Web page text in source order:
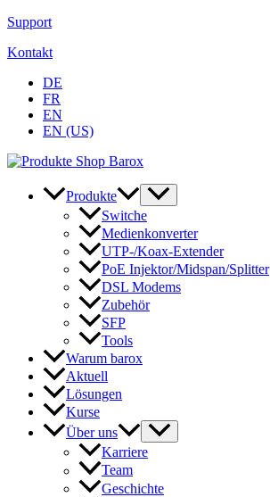
Zum
springen
Support
Kontakt
DE
FR
EN
EN (US)
Produkte
Switche
Medienkonverter
UTP-/Koax-Extender
PoE Injektor/Midspan/Splitter
DSL Modems
Zubehör
SFP
Tools
Warum barox
Aktuell
Lösungen
Kurse
Über uns
Karriere
Team
Geschichte